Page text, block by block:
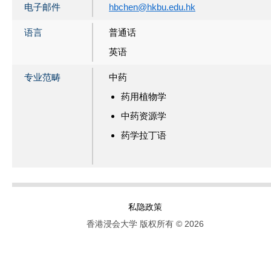
电子邮件 hbchen@hkbu.edu.hk
语言
普通话
英语
专业范畴
中药
药用植物学
中药资源学
药学拉丁语
私隐政策
香港浸会大学 版权所有 © 2026